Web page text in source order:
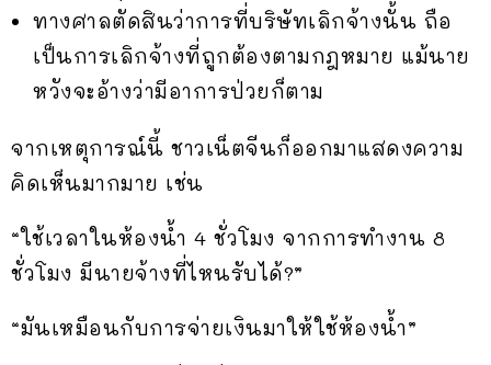
ทางศาลตัดสินว่าการที่บริษัทเลิกจ้างนั้น ถือ
เป็นการเลิกจ้างที่ถูกต้องตามกฎหมาย แม้นาย
หวังจะอ้างว่ามีอาการป่วยก็ตาม
จากเหตุการณ์นี้ ชาวเน็ตจีนก็ออกมาแสดงความ
คิดเห็นมากมาย เช่น
“ใช้เวลาในห้องน้ำ 4 ชั่วโมง จากการทำงาน 8
ชั่วโมง มีนายจ้างที่ไหนรับได้?”
“มันเหมือนกับการจ่ายเงินมาให้ใช้ห้องน้ำ”